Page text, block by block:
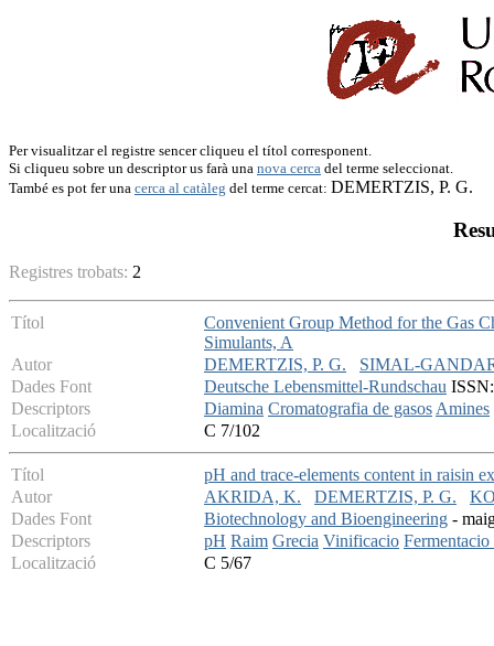
Per visualitzar el registre sencer cliqueu el títol corresponent.
Si cliqueu sobre un descriptor us farà una nova cerca del terme seleccionat.
També es pot fer una cerca al catàleg del terme cercat: DEMERTZIS, P. G.
Registres trobats: 2
Títol
Convenient Group Method for the Gas
Simulants, A
Autor
DEMERTZIS, P. G.
SIMAL-
Dades Font
Deutsche Lebensmittel-Rundschau
Descriptors
Diamina Cromatografia de gasosAmines
Localització
C 7/102
Títol
pH and trace-elements content in raisin
Autor
AKRIDA, K. DEMERTZIS, P. G.
Dades Font
Biotechnology and Bioengineering -
Descriptors
pH Raim Grecia Vinificacio
Localització
C 5/67